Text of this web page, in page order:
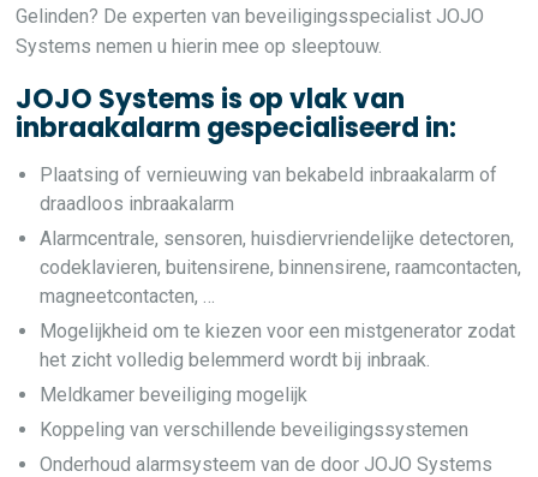
Gelinden? De experten van beveiligingsspecialist JOJO
Systems nemen u hierin mee op sleeptouw.
JOJO Systems is op vlak van
inbraakalarm gespecialiseerd in:
Plaatsing of vernieuwing van bekabeld inbraakalarm of
draadloos inbraakalarm
Alarmcentrale, sensoren, huisdiervriendelijke detectoren,
codeklavieren, buitensirene, binnensirene, raamcontacten,
magneetcontacten, …
Mogelijkheid om te kiezen voor een mistgenerator zodat
het zicht volledig belemmerd wordt bij inbraak.
Meldkamer beveiliging mogelijk
Koppeling van verschillende beveiligingssystemen
Onderhoud alarmsysteem van de door JOJO Systems